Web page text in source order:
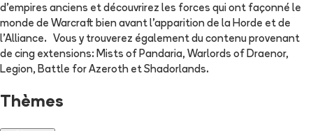
d'empires anciens et découvrirez les forces qui ont façonné le
monde de Warcraft bien avant l'apparition de la Horde et de
l'Alliance. Vous y trouverez également du contenu provenant
de cing extensions: Mists of Pandaria, Warlords of Draenor,
Legion, Battle for Azeroth et Shadorlands.
Thèmes